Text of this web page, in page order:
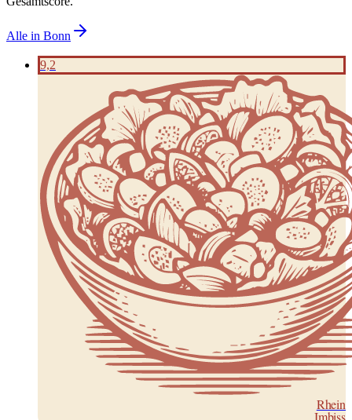
Alle in Bonn
9,2
Rhein
Imbiss